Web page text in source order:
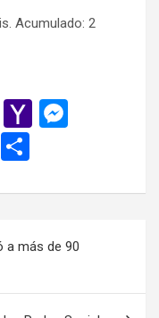
Acumulado: 2
G
m
ail
Y
o
M
ail
n
er
m
p
ar
tir
a más de 90